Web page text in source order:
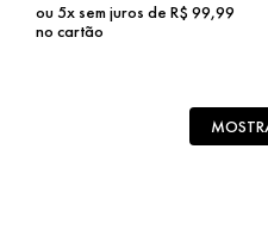
ou5x sem juros de R$ 99,99
no cartão